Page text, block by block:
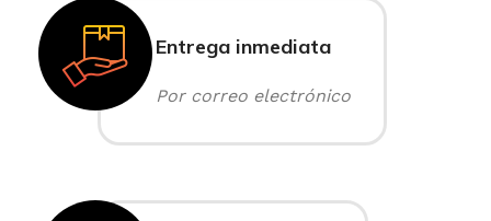
Entrega inmediata
Por correo electrónico